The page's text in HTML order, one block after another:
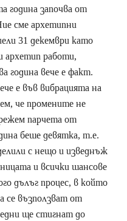
година започва от
сме архетипни
31 декември като
архетип работи,
година вече е факт.
е във вибрацията на
че промените не
парчета от
беше девятка, т.е.
с нещо и изведнъж
и всички шансове
дълъг процес, в който
се възползват от
ще стигнат до